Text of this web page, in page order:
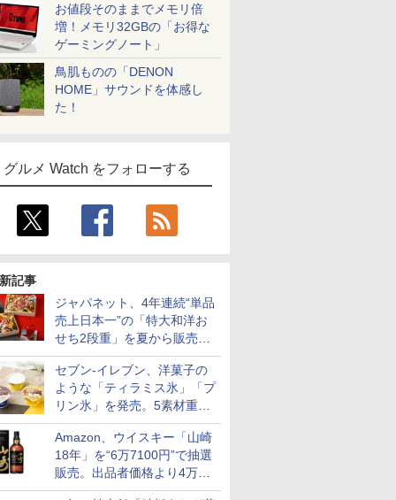
お値段そのままでメモリ倍
増！メモリ32GBの「お得な
ゲーミングノート」
鳥肌ものの「DENON
HOME」サウンドを体感し
た！
グルメ Watch をフォローする
記事
ジャパネット、4年連続“単品
売上日本一”の「特大和洋お
せち2段重」を夏から販売。
73品・年越しそば付き
セブン-イレブン、洋菓子の
ような「ティラミス氷」「プ
リン氷」を発売。5素材重ね
と2層仕立ての濃厚な味わい
Amazon、ウイスキー「山崎
18年」を“6万7100円”で抽選
販売。出品者価格より4万
9700円以上お得